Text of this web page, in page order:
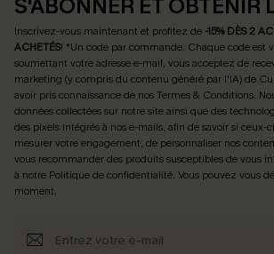
S'ABONNER ET OBTENIR
Inscrivez-vous maintenant et profitez de -15% DÈS 2
ACHETÉS! *Un code par commande. Chaque code est
soumettant votre adresse e-mail, vous acceptez de
marketing (y compris du contenu généré par l'IA) de
avoir pris connaissance de nosTermes & Conditions.
données collectées sur notre site ainsi que des
des pixels intégrés à nos e-mails, afin de savoir si ceux-
mesurer votre engagement, de personnaliser nos
vous recommander des produits susceptibles de vous
à notre Politique de confidentialité. Vous pouvez vous
moment.